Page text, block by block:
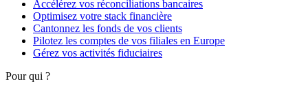
Accélérez vos réconciliations bancaires
Optimisez votre stack financière
Cantonnez les fonds de vos clients
Pilotez les comptes de vos filiales en Europe
Gérez vos activités fiduciaires
Pour qui ?